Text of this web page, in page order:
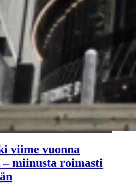
viime vuonna
miinusta roimasti